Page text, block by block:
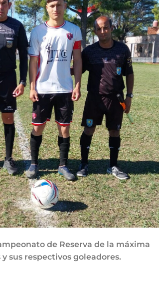
de Reserva de la máxima
sus respectivos goleadores.